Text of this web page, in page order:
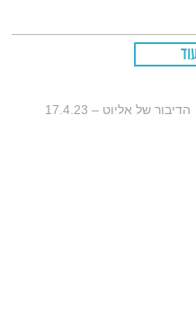
הדיבור של אליוט – 17.4.23